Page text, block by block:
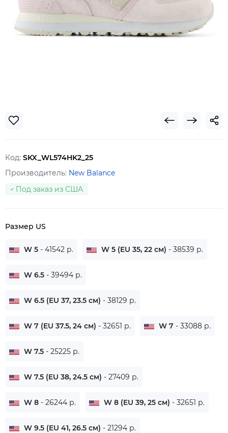
Код: SKX_WL574HK2_25
Производитель: New Balance
Под заказ из США
Размер US
W 5 - 41542 р. W 5 (EU 35, 22 см) - 38539 р.
W 6.5 - 39494 р.
W 6.5 (EU 37, 23.5 см) - 38129 р.
W 7 (EU 37.5, 24 см) - 32651 р. W 7 - 33088 р.
W 7.5 - 25225 р.
W 7.5 (EU 38, 24.5 см) - 27409 р.
W 8 - 26244 р. W 8 (EU 39, 25 см) - 32651 р.
W 9.5 (EU 41, 26.5 см) - 21294 р.